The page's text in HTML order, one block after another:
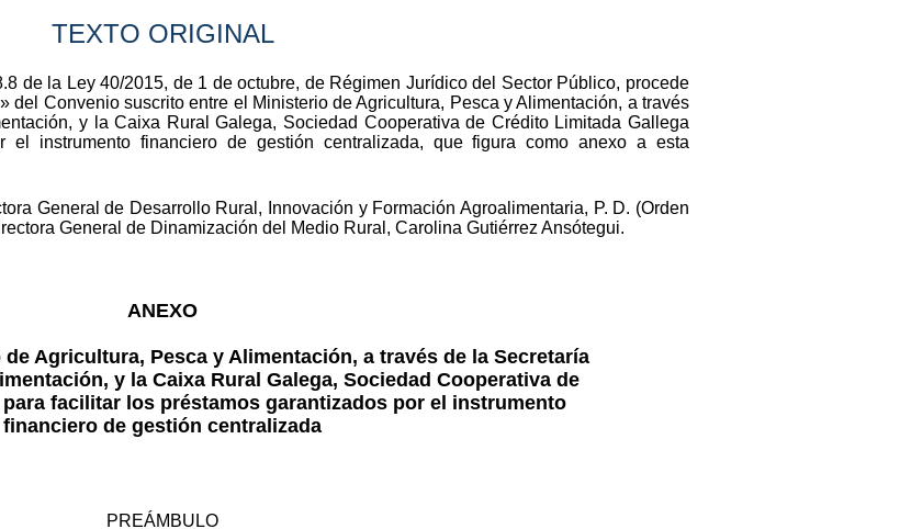
TEXTO ORIGINAL
de la Ley 40/2015, de 1 de octubre, de Régimen Jurídico del Sector Público, procede
del Convenio suscrito entre el Ministerio de Agricultura, Pesca y Alimentación, a través
y la Caixa Rural Galega, Sociedad Cooperativa de Crédito Limitada Gallega
el instrumento financiero de gestión centralizada, que figura como anexo a esta
General de Desarrollo Rural, Innovación y Formación Agroalimentaria, P. D. (Orden
General de Dinamización del Medio Rural, Carolina Gutiérrez Ansótegui.
ANEXO
Agricultura, Pesca y Alimentación, a través de la Secretaría
y la Caixa Rural Galega, Sociedad Cooperativa de
facilitar los préstamos garantizados por el instrumento
financiero de gestión centralizada
PREÁMBULO